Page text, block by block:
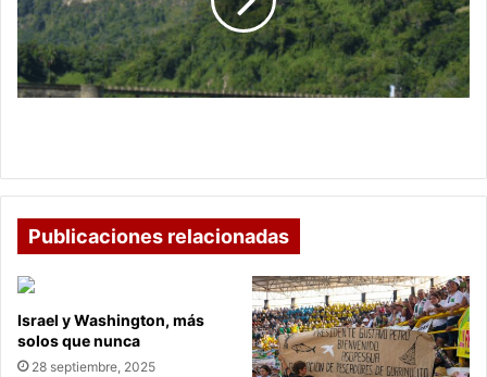
llamado
al
ahorro
de
agua
Publicaciones relacionadas
Israel y Washington, más
solos que nunca
28 septiembre, 2025